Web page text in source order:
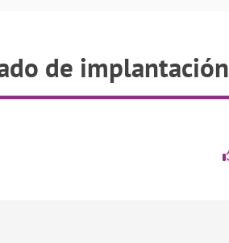
de implantación